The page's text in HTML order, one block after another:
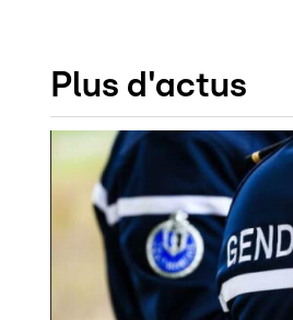
Plus d'actus